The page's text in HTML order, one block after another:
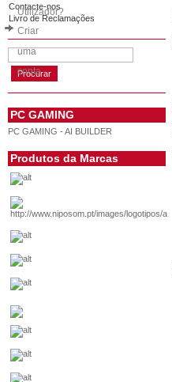
Utilizador?
Criar
uma
conta
Contacte-nos
Livro de Reclamações
PC GAMING
PC GAMING - AI BUILDER
Produtos da Marcas